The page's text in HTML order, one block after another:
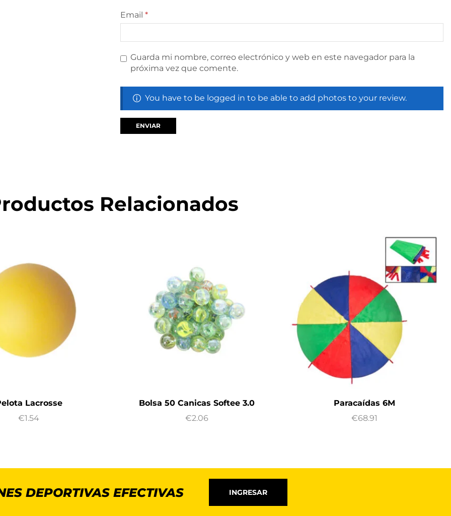
Email *
Guarda mi nombre, correo electrónico y web en este navegador para la
próxima vez que comente.
You have to be logged in to be able to add photos to your review.
Relacionados
Lacrosse
€1.54
Bolsa 50 Canicas Softee 3.0
€2.06
Paracaídas 6M
€68.91
DEPORTIVAS EFECTIVAS INGRESAR